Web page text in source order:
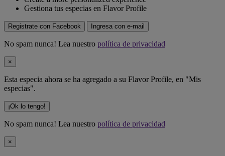
Gestiona tus especias en Flavor Profile
Registrate con Facebook Ingresa con e-mail
No spam nunca! Lea nuestro política de privacidad
×
Esta especia ahora se ha agregado a su Flavor Profile, en "Mis
especias".
¡Ok lo tengo!
No spam nunca! Lea nuestro política de privacidad
×